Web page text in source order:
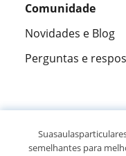
Comunidade
Novidades e Blog
Perguntas e
305915
semelhantes para